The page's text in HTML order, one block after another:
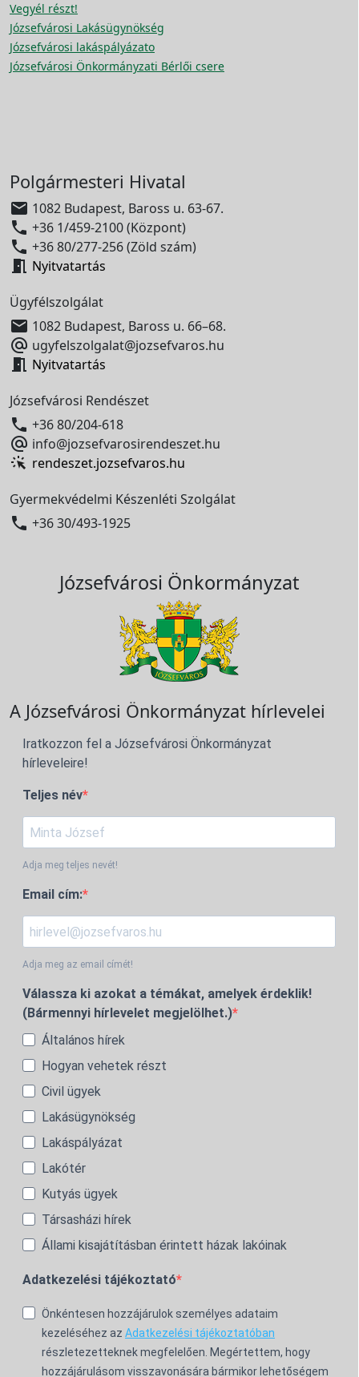
Vegyél részt!
Józsefvárosi Lakásügynökség
Józsefvárosi lakáspályázato
Józsefvárosi Önkormányzati Bérlői csere
Polgármesteri Hivatal
 1082 Budapest, Baross u. 63-67.
 +36 1/459-2100 (Központ)
 +36 80/277-256 (Zöld szám)
 Nyitvatartás
Ügyfélszolgálat
 1082 Budapest, Baross u. 66–68.
 ugyfelszolgalat@jozsefvaros.hu
 Nyitvatartás
Józsefvárosi Rendészet
 +36 80/204-618
 info@jozsefvarosirendeszet.hu
rendeszet.jozsefvaros.hu
Gyermekvédelmi Készenléti Szolgálat
 +36 30/493-1925
Józsefvárosi Önkormányzat
A Józsefvárosi Önkormányzat hírlevelei
Iratkozzon fel a Józsefvárosi Önkormányzat
hírleveleire!
Teljes név
Adja meg teljes nevét!
Email cím:
Adja meg az email címét!
Válassza ki azokat a témákat, amelyek érdeklik!
(Bármennyi hírlevelet megjelölhet.)
Általános hírek
Hogyan vehetek részt
Civil ügyek
Lakásügynökség
Lakáspályázat
Lakótér
Kutyás ügyek
Társasházi hírek
Állami kisajátításban érintett házak lakóinak
Adatkezelési tájékoztató
Önkéntesen hozzájárulok személyes adataim
kezeléséhez az Adatkezelési tájékoztatóban
részletezetteknek megfelelően. Megértettem, hogy
hozzájárulásom visszavonására bármikor lehetőségem